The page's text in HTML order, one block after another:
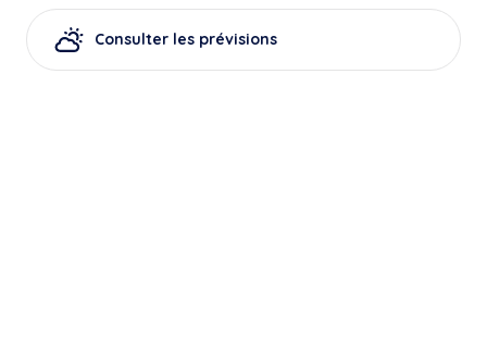
Consulter les prévisions